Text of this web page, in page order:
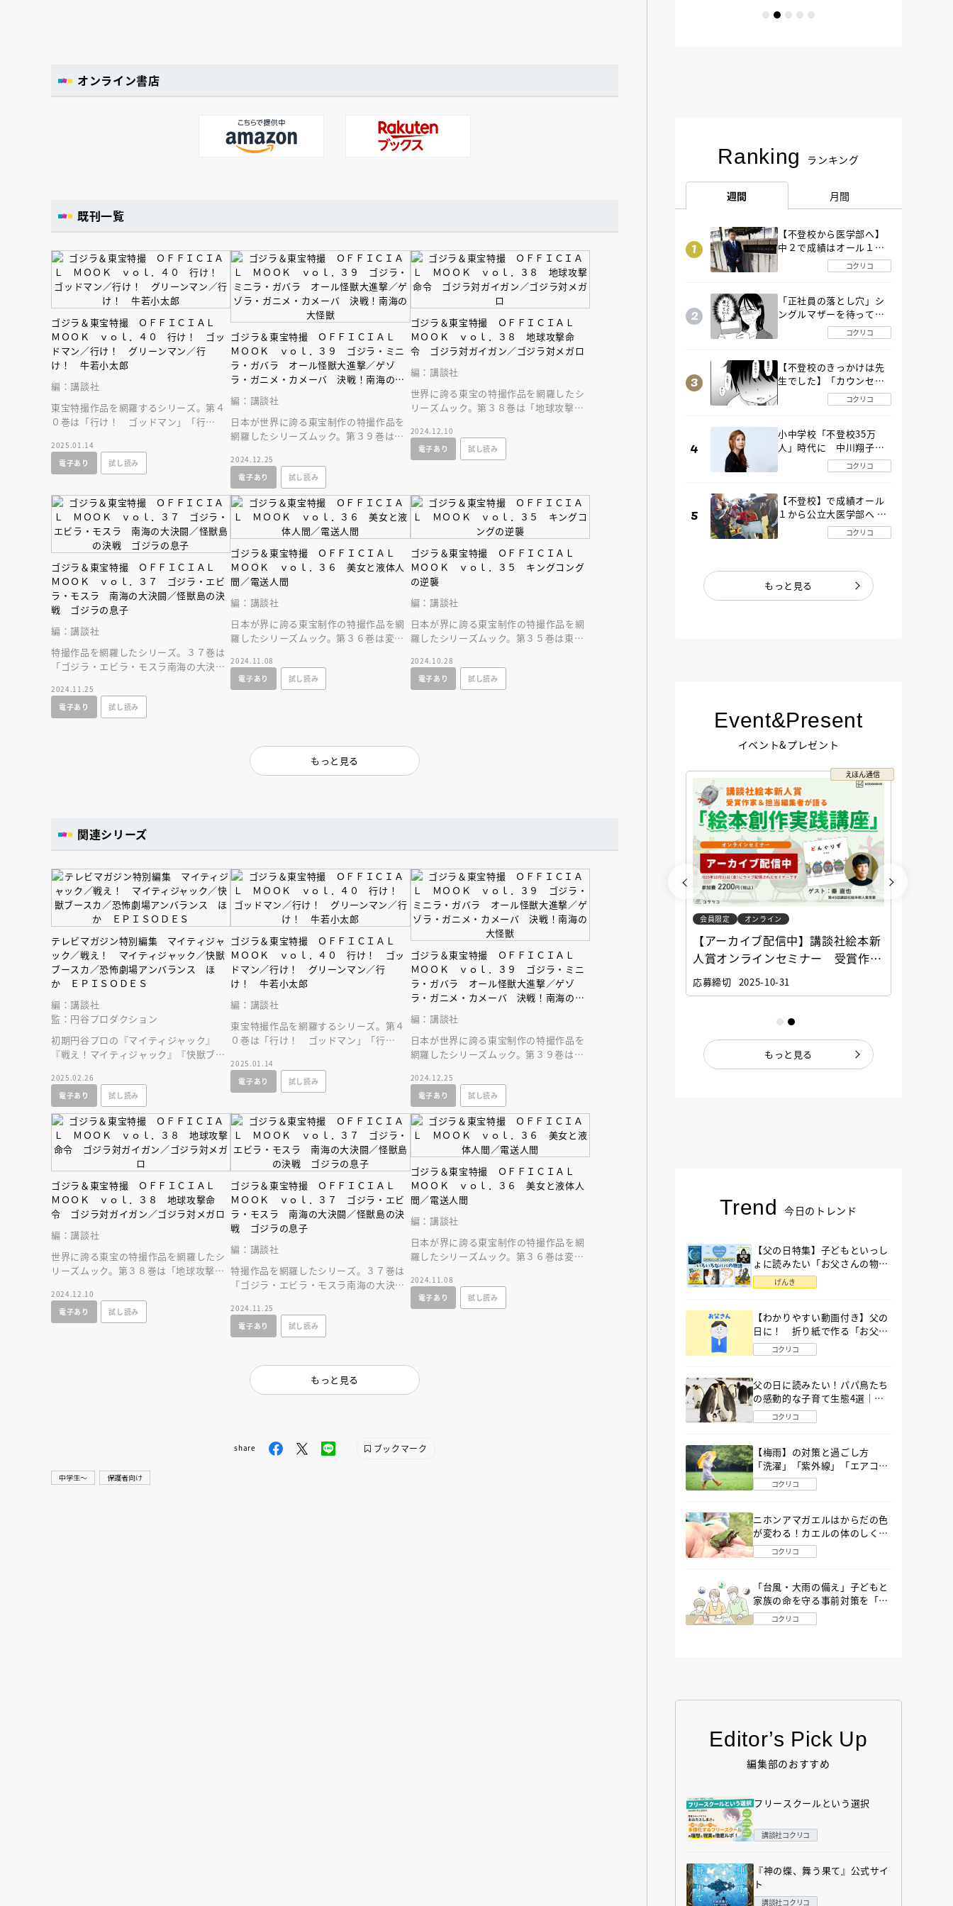
オンライン書店
既刊一覧
ゴジラ＆東宝特撮 ＯＦＦＩＣＩＡＬ
ＭＯＯＫ ｖｏｌ．４０ 行け！ ゴッ
ドマン／行け！ グリーンマン／行
け！ 牛若小太郎
編：講談社
東宝特撮作品を網羅するシリーズ。第４
０巻は「行け！ ゴッドマン」「行
太郎」を特集。
2025.01.14
電子あり
試し読み
ゴジラ＆東宝特撮 ＯＦＦＩＣＩＡＬ
ＭＯＯＫ ｖｏｌ．３９ ゴジラ・ミニ
ラ・ガバラ オール怪獣大進撃／ゲゾ
ラ・ガニメ・カメーバ 決戦！南海の大
怪獣
編：講談社
日本が世界に誇る東宝制作の特撮作品を
網羅したシリーズムック。第３９巻は
大怪獣」を大特集。
2024.12.25
電子あり
試し読み
ゴジラ＆東宝特撮 ＯＦＦＩＣＩＡＬ
ＭＯＯＫ ｖｏｌ．３８ 地球攻撃命
令 ゴジラ対ガイガン／ゴジラ対メガロ
編：講談社
世界に誇る東宝の特撮作品を網羅したシ
リーズムック。第３８巻は「地球攻撃命
ロ」を大特集。
2024.12.10
電子あり
試し読み
ゴジラ＆東宝特撮 ＯＦＦＩＣＩＡＬ
ＭＯＯＫ ｖｏｌ．３７ ゴジラ・エビ
ラ・モスラ 南海の大決闘／怪獣島の決
戦 ゴジラの息子
編：講談社
特撮作品を網羅したシリーズ。３７巻は
「ゴジラ・エビラ・モスラ南海の大決
特集。
2024.11.25
電子あり
試し読み
ゴジラ＆東宝特撮 ＯＦＦＩＣＩＡＬ
ＭＯＯＫ ｖｏｌ．３６ 美女と液体人
間／電送人間
編：講談社
日本が界に誇る東宝制作の特撮作品を網
羅したシリーズムック。第３６巻は変身
人間」を大特集。
2024.11.08
電子あり
試し読み
ゴジラ＆東宝特撮 ＯＦＦＩＣＩＡＬ
ＭＯＯＫ ｖｏｌ．３５ キングコング
の逆襲
編：講談社
日本が界に誇る東宝制作の特撮作品を網
羅したシリーズムック。第３５巻は東宝
逆襲」を大特集。
2024.10.28
電子あり
試し読み
もっと見る
関連シリーズ
テレビマガジン特別編集 マイティジャ
ック／戦え！ マイティジャック／快獣
ブースカ／恐怖劇場アンバランス ほ
か ＥＰＩＳＯＤＥＳ
編：講談社
監：円谷プロダクション
初期円谷プロの『マイティジャック』
『戦え！マイティジャック』『快獣ブー
冊のムックに凝縮。
2025.02.26
電子あり
試し読み
ゴジラ＆東宝特撮 ＯＦＦＩＣＩＡＬ
ＭＯＯＫ ｖｏｌ．４０ 行け！ ゴッ
ドマン／行け！ グリーンマン／行
け！ 牛若小太郎
編：講談社
東宝特撮作品を網羅するシリーズ。第４
０巻は「行け！ ゴッドマン」「行
太郎」を特集。
2025.01.14
電子あり
試し読み
ゴジラ＆東宝特撮 ＯＦＦＩＣＩＡＬ
ＭＯＯＫ ｖｏｌ．３９ ゴジラ・ミニ
ラ・ガバラ オール怪獣大進撃／ゲゾ
ラ・ガニメ・カメーバ 決戦！南海の大
怪獣
編：講談社
日本が世界に誇る東宝制作の特撮作品を
網羅したシリーズムック。第３９巻は
大怪獣」を大特集。
2024.12.25
電子あり
試し読み
ゴジラ＆東宝特撮 ＯＦＦＩＣＩＡＬ
ＭＯＯＫ ｖｏｌ．３８ 地球攻撃命
令 ゴジラ対ガイガン／ゴジラ対メガロ
編：講談社
世界に誇る東宝の特撮作品を網羅したシ
リーズムック。第３８巻は「地球攻撃命
ロ」を大特集。
2024.12.10
電子あり
試し読み
ゴジラ＆東宝特撮 ＯＦＦＩＣＩＡＬ
ＭＯＯＫ ｖｏｌ．３７ ゴジラ・エビ
ラ・モスラ 南海の大決闘／怪獣島の決
戦 ゴジラの息子
編：講談社
特撮作品を網羅したシリーズ。３７巻は
「ゴジラ・エビラ・モスラ南海の大決
特集。
2024.11.25
電子あり
試し読み
ゴジラ＆東宝特撮 ＯＦＦＩＣＩＡＬ
ＭＯＯＫ ｖｏｌ．３６ 美女と液体人
間／電送人間
編：講談社
日本が界に誇る東宝制作の特撮作品を網
羅したシリーズムック。第３６巻は変身
人間」を大特集。
2024.11.08
電子あり
試し読み
もっと見る
share ブックマーク
中学生〜 保護者向け
Ranking ランキング
週間 月間
【不登校から医学部へ】
中２で成績はオール１
「昼夜逆転」したわが子
を”夜遊び”に連れ出した
コクリコ
「正社員の落とし穴」シ
ングルマザーを待ってい
た“魔の２年間”【後編】
コクリコ
【不登校のきっかけは先
生でした】「カウンセリ
ングの時間」生徒の情報
をバラしたのは…《第２
コクリコ
小中学校「不登校35万
人」時代に 中川翔子さ
んが審査委員長「不登校
生動画甲子園 2026」が開
コクリコ
【不登校】で成績オール
１から公立大医学部へ 中
２で起立性調節障害「治
るまで３年」の診断 その
コクリコ
もっと見る
Event&Present
イベント&プレゼント
えほん通信
会員限定 オンライン
【アーカイブ配信中】講談社絵本新
人賞オンラインセミナー 受賞作家
と担当編集者が語る「絵本創作実践
講座」
応募締切 2025-10-31
会員限定 オンライン
アーカイブ配信中【第67回講談社児
童文学新人賞】受賞作家と前選考委
員に聞く「児童文学創作セミナー」
えほん通信
会員限定 オンライン
【アーカイブ配信中】講談社絵本新
人賞オンラインセミナー 受賞作家
と担当編集者が語る「絵本創作実践
講座」
応募締切 2025-10-31
もっと見る
Trend 今日のトレンド
【父の日特集】子どもといっし
ょに読みたい「お父さんの物
語」６選
げんき
【わかりやすい動画付き】父の
日に！ 折り紙で作る「お父さ
ん」の簡単な折り方
コクリコ
父の日に読みたい！パパ鳥たち
の感動的な子育て生態4選｜図
鑑MOVE
コクリコ
【梅雨】の対策と過ごし方
「洗濯」「紫外線」「エアコ
ン」「ゲリラ豪雨」…〔気象予
報士が完全ガイド〕
コクリコ
ニホンアマガエルはからだの色
が変わる！カエルの体のしくみ
から両生類の特ちょうまで図鑑
MOVEが解説！
コクリコ
「台風・大雨の備え」子どもと
家族の命を守る事前対策を「防
災アドバイザー」が解説
コクリコ
Editor’s Pick Up
編集部のおすすめ
フリースクールという選択
講談社コクリコ
『神の蝶、舞う果て』公式サイ
ト
講談社コクリコ